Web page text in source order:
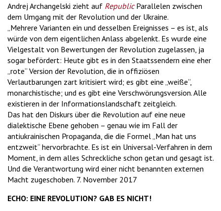
Andrej Archangelski zieht auf RepublicParallelen zwischen
dem Umgang mit der Revolution und der Ukraine.
„Mehrere Varianten ein und desselben Ereignisses – es ist, als
würde von dem eigentlichen Anlass abgelenkt. Es wurde eine
Vielgestalt von Bewertungen der Revolution zugelassen, ja
sogar befördert: Heute gibt es in den Staatssendern eine eher
„rote“ Version der Revolution, die in offiziösen
Verlautbarungen zart kritisiert wird; es gibt eine „weiße“,
monarchistische; und es gibt eine Verschwörungsversion. Alle
existieren in der Informationslandschaft zeitgleich.
Das hat den Diskurs über die Revolution auf eine neue
dialektische Ebene gehoben – genau wie im Fall der
antiukrainischen Propaganda, die die Formel „Man hat uns
entzweit“ hervorbrachte. Es ist ein Universal-Verfahren in dem
Moment, in dem alles Schreckliche schon getan und gesagt ist.
Und die Verantwortung wird einer nicht benannten externen
Macht zugeschoben. 7. November 2017
ECHO: EINE REVOLUTION? GAB ES NICHT!